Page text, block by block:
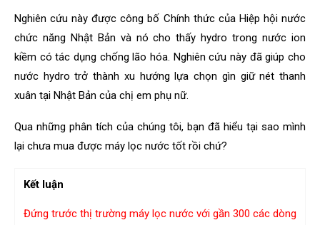
Nghiên cứu này được công bố Chính thức của Hiệp hội nước
chức năng Nhật Bản và nó cho thấy hydro trong nước ion
kiềm có tác dụng chống lão hóa. Nghiên cứu này đã giúp cho
nước hydro trở thành xu hướng lựa chọn gìn giữ nét thanh
xuân tại Nhật Bản của chị em phụ nữ.
Qua những phân tích của chúng tôi, bạn đã hiểu tại sao mình
lại chưa mua được máy lọc nước tốt rồi chứ?
Kết luận
Đứng trước thị trường máy lọc nước với gần 300 các dòng